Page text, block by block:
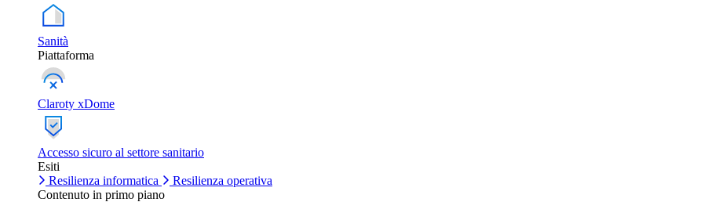
Sanità
Piattaforma
Claroty xDome
Accesso sicuro al settore sanitario
Esiti
Resilienza informatica
Resilienza operativa
Contenuto in primo piano